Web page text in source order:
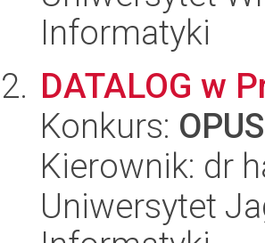
Informatyki
DATALOG w
Konkurs:
Kierownik: dr
Uniwersytet